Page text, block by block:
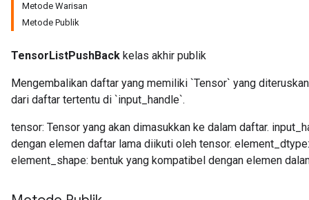
Metode Warisan
Metode Publik
TensorListPushBack kelas akhir publik
Mengembalikan daftar yang memiliki `Tensor` yang
dari daftar tertentu di `input_handle`.
tensor: Tensor yang akan dimasukkan ke dalam daftar.
dengan elemen daftar lama diikuti oleh tensor.
element_shape: bentuk yang kompatibel dengan elemen